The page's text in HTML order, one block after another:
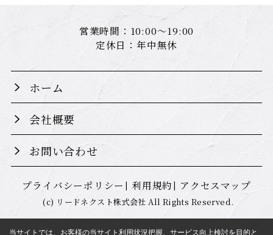
営業時間：10:00～19:00
定休日：年中無休
ホーム
会社概要
お問い合わせ
プライバシーポリシー 利用規約 アクセスマップ
(c) リードネクスト株式会社 All Rights Reserved.
当サイトでは、お客様の当サイト利用状況把握、サービス向上検討を目的と